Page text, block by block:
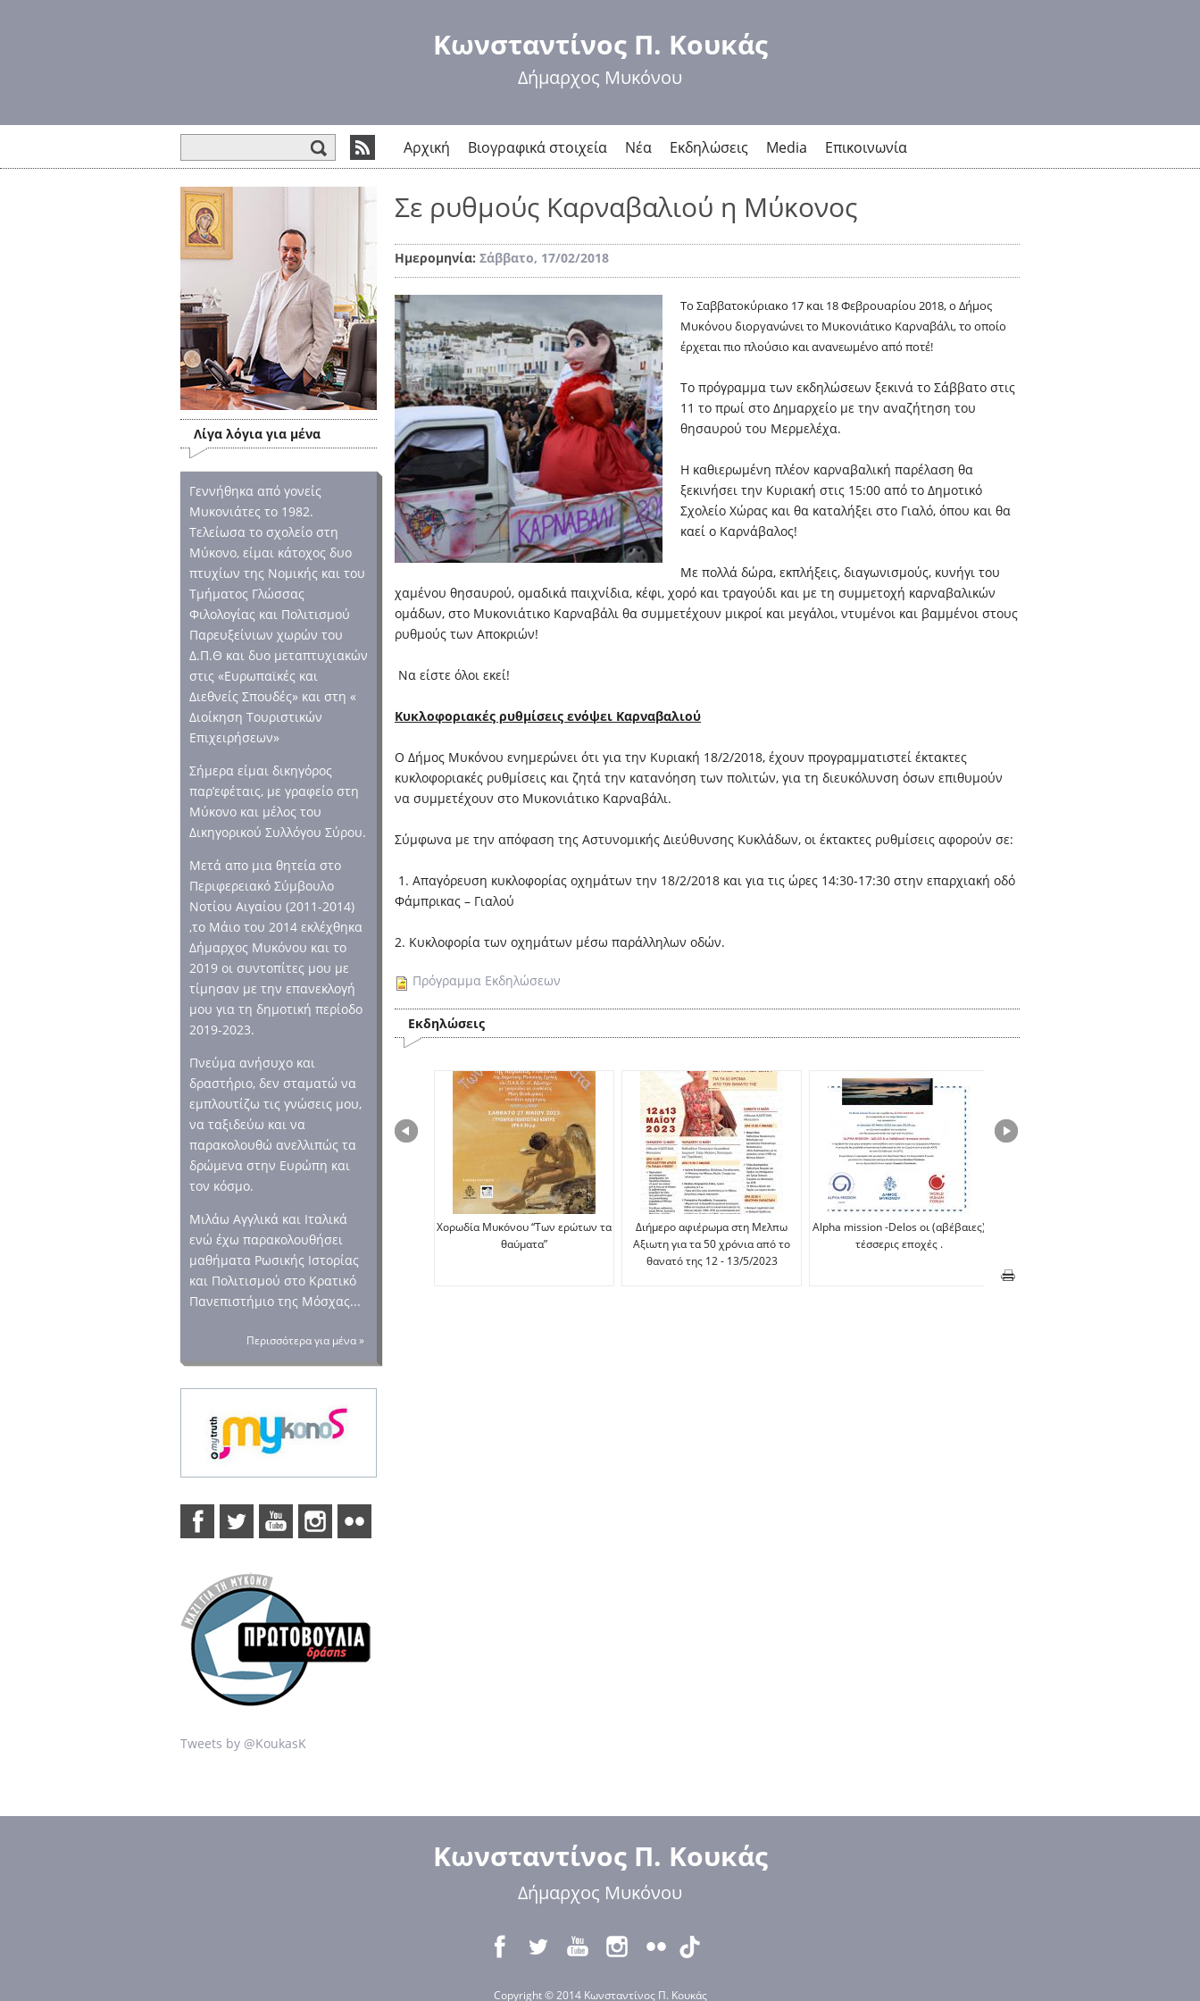
προς το
κυρίως
περιεχόμενο
Κωνσταντίνος Π. Κουκάς
Δήμαρχος Μυκόνου
Αρχική Βιογραφικά στοιχεία Νέα Εκδηλώσεις Media Επικοινωνία
Λίγα λόγια για μένα
Γεννήθηκα από γονείς
Μυκονιάτες το 1982.
Τελείωσα το σχολείο στη
Μύκονο, είμαι κάτοχος δυο
πτυχίων της Νομικής και του
Τμήματος Γλώσσας
Φιλολογίας και Πολιτισμού
Παρευξείνιων χωρών του
Δ.Π.Θ και δυο μεταπτυχιακών
στις «Ευρωπαϊκές και
Διεθνείς Σπουδές» και στη «
Διοίκηση Τουριστικών
Επιχειρήσεων»
Σήμερα είμαι δικηγόρος
παρ’εφέταις, με γραφείο στη
Μύκονο και μέλος του
Δικηγορικού Συλλόγου Σύρου.
Μετά απο μια θητεία στο
Περιφερειακό Σύμβουλο
Νοτίου Αιγαίου (2011-2014)
,το Μάιο του 2014 εκλέχθηκα
Δήμαρχος Μυκόνου και το
2019 οι συντοπίτες μου με
τίμησαν με την επανεκλογή
μου για τη δημοτική περίοδο
2019-2023.
Πνεύμα ανήσυχο και
δραστήριο, δεν σταματώ να
εμπλουτίζω τις γνώσεις μου,
να ταξιδεύω και να
παρακολουθώ ανελλιπώς τα
δρώμενα στην Ευρώπη και
τον κόσμο.
Μιλάω Αγγλικά και Ιταλικά
ενώ έχω παρακολουθήσει
μαθήματα Ρωσικής Ιστορίας
και Πολιτισμού στο Κρατικό
Πανεπιστήμιο της Μόσχας...
Περισσότερα για μένα »
Tweets by @KoukasK
Σε ρυθμούς Καρναβαλιού η Μύκονος
Ημερομηνία: Σάββατο, 17/02/2018
Το Σαββατοκύριακο 17 και 18 Φεβρουαρίου 2018, ο Δήμος
Μυκόνου διοργανώνει το Μυκονιάτικο Καρναβάλι, το οποίο
έρχεται πιο πλούσιο και ανανεωμένο από ποτέ!
Το πρόγραμμα των εκδηλώσεων ξεκινά το Σάββατο στις
11 το πρωί στο Δημαρχείο με την αναζήτηση του
θησαυρού του Μερμελέχα.
Η καθιερωμένη πλέον καρναβαλική παρέλαση θα
ξεκινήσει την Κυριακή στις 15:00 από το Δημοτικό
Σχολείο Χώρας και θα καταλήξει στο Γιαλό, όπου και θα
καεί ο Καρνάβαλος!
Με πολλά δώρα, εκπλήξεις, διαγωνισμούς, κυνήγι του
χαμένου θησαυρού, ομαδικά παιχνίδια, κέφι, χορό και τραγούδι και με τη συμμετοχή καρναβαλικών
ομάδων, στο Μυκονιάτικο Καρναβάλι θα συμμετέχουν μικροί και μεγάλοι, ντυμένοι και βαμμένοι στους
ρυθμούς των Αποκριών!
Να είστε όλοι εκεί!
Κυκλοφοριακές ρυθμίσεις ενόψει Καρναβαλιού
Ο Δήμος Μυκόνου ενημερώνει ότι για την Κυριακή 18/2/2018, έχουν προγραμματιστεί έκτακτες
κυκλοφοριακές ρυθμίσεις και ζητά την κατανόηση των πολιτών, για τη διευκόλυνση όσων επιθυμούν
να συμμετέχουν στο Μυκονιάτικο Καρναβάλι.
Σύμφωνα με την απόφαση της Αστυνομικής Διεύθυνσης Κυκλάδων, οι έκτακτες ρυθμίσεις αφορούν σε:
1. Απαγόρευση κυκλοφορίας οχημάτων την 18/2/2018 και για τις ώρες 14:30-17:30 στην επαρχιακή οδό
Φάμπρικας – Γιαλού
2. Κυκλοφορία των οχημάτων μέσω παράλληλων οδών.
Πρόγραμμα Εκδηλώσεων
Εκδηλώσεις
Χορωδία Μυκόνου “Των ερώτων τα
θαύματα”
Διήμερο αφιέρωμα στη Μελπω
Αξιωτη για τα 50 χρόνια από το
θανατό της 12 - 13/5/2023
Alpha mission -Delos οι (αβέβαιες)
τέσσερις εποχές .
Κωνσταντίνος Π. Κουκάς
Δήμαρχος Μυκόνου
Copyright © 2014 Κωνσταντίνος Π. Κουκάς